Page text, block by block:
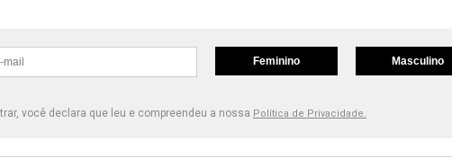
Feminino Masculino
você declara que leu e compreendeu a nossa Política de Privacidade.